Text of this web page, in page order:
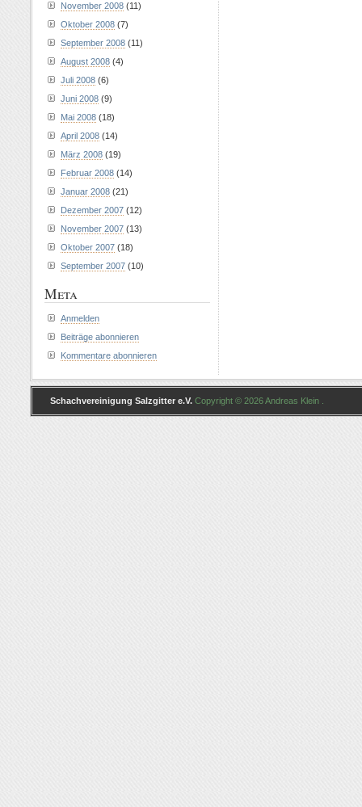
November 2008 (11)
Oktober 2008 (7)
September 2008 (11)
August 2008 (4)
Juli 2008 (6)
Juni 2008 (9)
Mai 2008 (18)
April 2008 (14)
März 2008 (19)
Februar 2008 (14)
Januar 2008 (21)
Dezember 2007 (12)
November 2007 (13)
Oktober 2007 (18)
September 2007 (10)
Meta
Anmelden
Beiträge abonnieren
Kommentare abonnieren
Schachvereinigung Salzgitter e.V. Copyright © 2026 Andreas Klein .